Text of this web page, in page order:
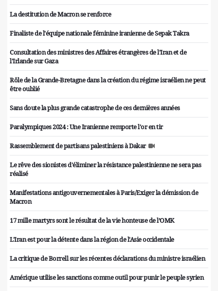
La destitution de Macron se renforce
Finaliste de l'équipe nationale féminine iranienne de Sepak Takra
Consultation des ministres des Affaires étrangères de l'Iran et de
l'Irlande sur Gaza
Rôle de la Grande-Bretagne dans la création du régime israélien ne peut
être oublié
Sans doute la plus grande catastrophe de ces dernières années
Paralympiques 2024 : Une Iranienne remporte l'or en tir
Rassemblement de partisans palestiniens à Dakar
Le rêve des sionistes d'éliminer la résistance palestinienne ne sera pas
réalisé
Manifestations antigouvernementales à Paris/Exiger la démission de
Macron
17 mille martyrs sont le résultat de la vie honteuse de l’OMK
L'Iran est pour la détente dans la région de l'Asie occidentale
La critique de Borrell sur les récentes déclarations du ministre israélien
Amérique utilise les sanctions comme outil pour punir le peuple syrien